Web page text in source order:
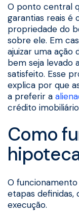
O ponto central
garantias reais é
propriedade do
sobre ele. Em
ajuizar uma ação
bem seja levado
satisfeito. Esse
explica por que
a preferir a
crédito
Como
O
etapas
execução.